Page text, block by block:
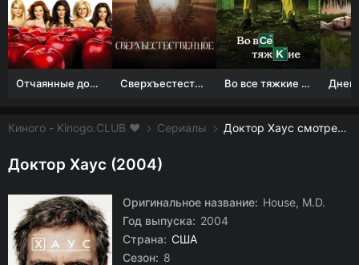
Отчаянные домохозяйки (1 сезон) Сверхъестественное Во все тяжкие 1-5 сезон
Киного - Kinogo.CLUB ❤️ Сериалы Доктор Хаус смотреть онлайн бесплатно
Доктор Хаус (2004)
Оригинальное название: House, M.D.
Год выпуска: 2004
Страна: США
Сезон: 8